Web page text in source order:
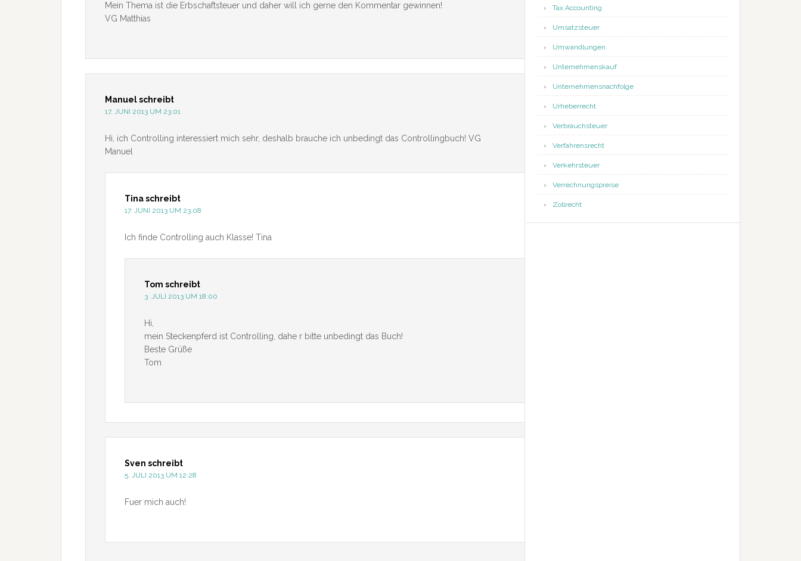
Mein Thema ist die Erbschaftsteuer und daher will ich gerne den Kommentar gewinnen!
VG Matthias
Manuelschreibt
17. JUNI 2013 UM 23:01
Hi, ich Controlling interessiert mich sehr, deshalb brauche ich unbedingt das Controllingbuch! VG
Manuel
Tinaschreibt
17. JUNI 2013 UM 23:08
Ich finde Controlling auch Klasse! Tina
Tom schreibt
3. JULI 2013 UM 18:00
Hi,
mein Steckenpferd ist Controlling, dahe r bitte unbedingt das Buch!
Beste Grüße
Tom
Sven schreibt
5. JULI 2013 UM 12:28
Fuer mich auch!
Tax Accounting
Umsatzsteuer
Umwandlungen
Unternehmenskauf
Unternehmensnachfolge
Urheberrecht
Verbrauchsteuer
Verfahrensrecht
Verkehrsteuer
Verrechnungspreise
Zollrecht